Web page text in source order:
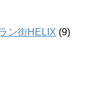
ン街HELIX (9)